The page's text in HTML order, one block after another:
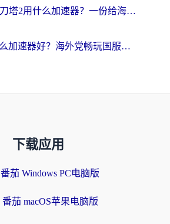
在南非玩刀塔2用什么加速器？一份给海外游子的终极生存指南
Dive用什么加速器好？海外党畅玩国服游戏的终极避坑指南
下载应用
番茄 Windows PC电脑版
番茄 macOS苹果电脑版